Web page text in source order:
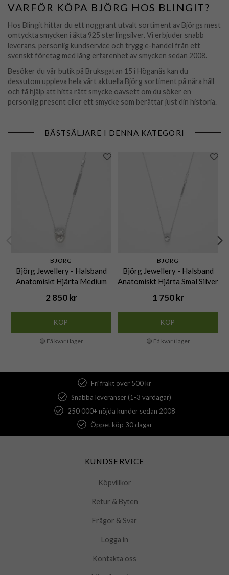
VARFÖR KÖPA BJÖRG HOS BLINGIT?
Hos Blingit hittar du ett noggrant utvalt sortiment av Björgs mest
omtyckta smycken i äkta 925 sterlingsilver. Vi erbjuder snabb
leverans, personlig kundservice och trygg e-handel från ett
svenskt företag med lång erfarenhet av smycken sedan 2008.
Besöker du vår butik på Bruksgatan 15 i Höganäs kan du
dessutom uppleva hela vårt aktuella Björg sortiment på nära håll
och få hjälp att hitta rätt smycke oavsett om du söker en
personlig present eller ett smycke som berättar just din historia.
BÄSTSÄLJARE I DENNA KATEGORI
BJÖRG
Björg Jewellery - Halsband
Anatomiskt Hjärta Medium
Kort Silver
2 850 kr
KÖP
🟡 Få kvar i lager
BJÖRG
Björg Jewellery - Halsband
Anatomiskt Hjärta Smal Silver
1 750 kr
KÖP
🟡 Få kvar i lager
Fri frakt över 500 kr
Snabba leveranser (1-3 vardagar)
250 000+ nöjda kunder sedan 2008
Öppet köp 30 dagar
KUNDSERVICE
Köpvillkor
Retur & Byten
Frågor & Svar
Logga in
Kontakta oss